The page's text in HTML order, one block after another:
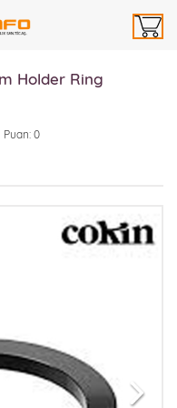
Holder Ring
Puan: 0